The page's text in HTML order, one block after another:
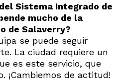
Sistema Integrado de
mucho de la
de Salaverry?
se puede seguir
La ciudad requiere un
es este servicio, que
¡Cambiemos de actitud!